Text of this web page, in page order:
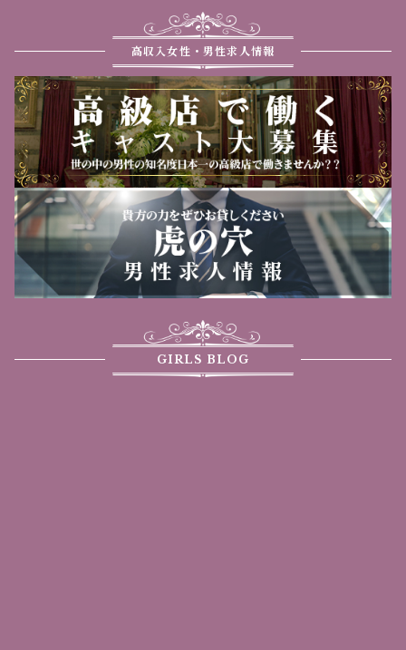
高収入女性・男性求人情報
GIRLS BLOG